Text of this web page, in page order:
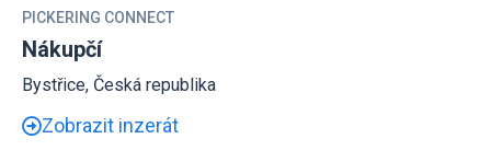
PICKERING CONNECT
Nákupčí
Bystřice, Česká republika
Zobrazit inzerát